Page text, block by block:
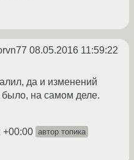
08.05.2016 11:59:22
да и изменений
было, на самом деле.
+00:00 автор топика